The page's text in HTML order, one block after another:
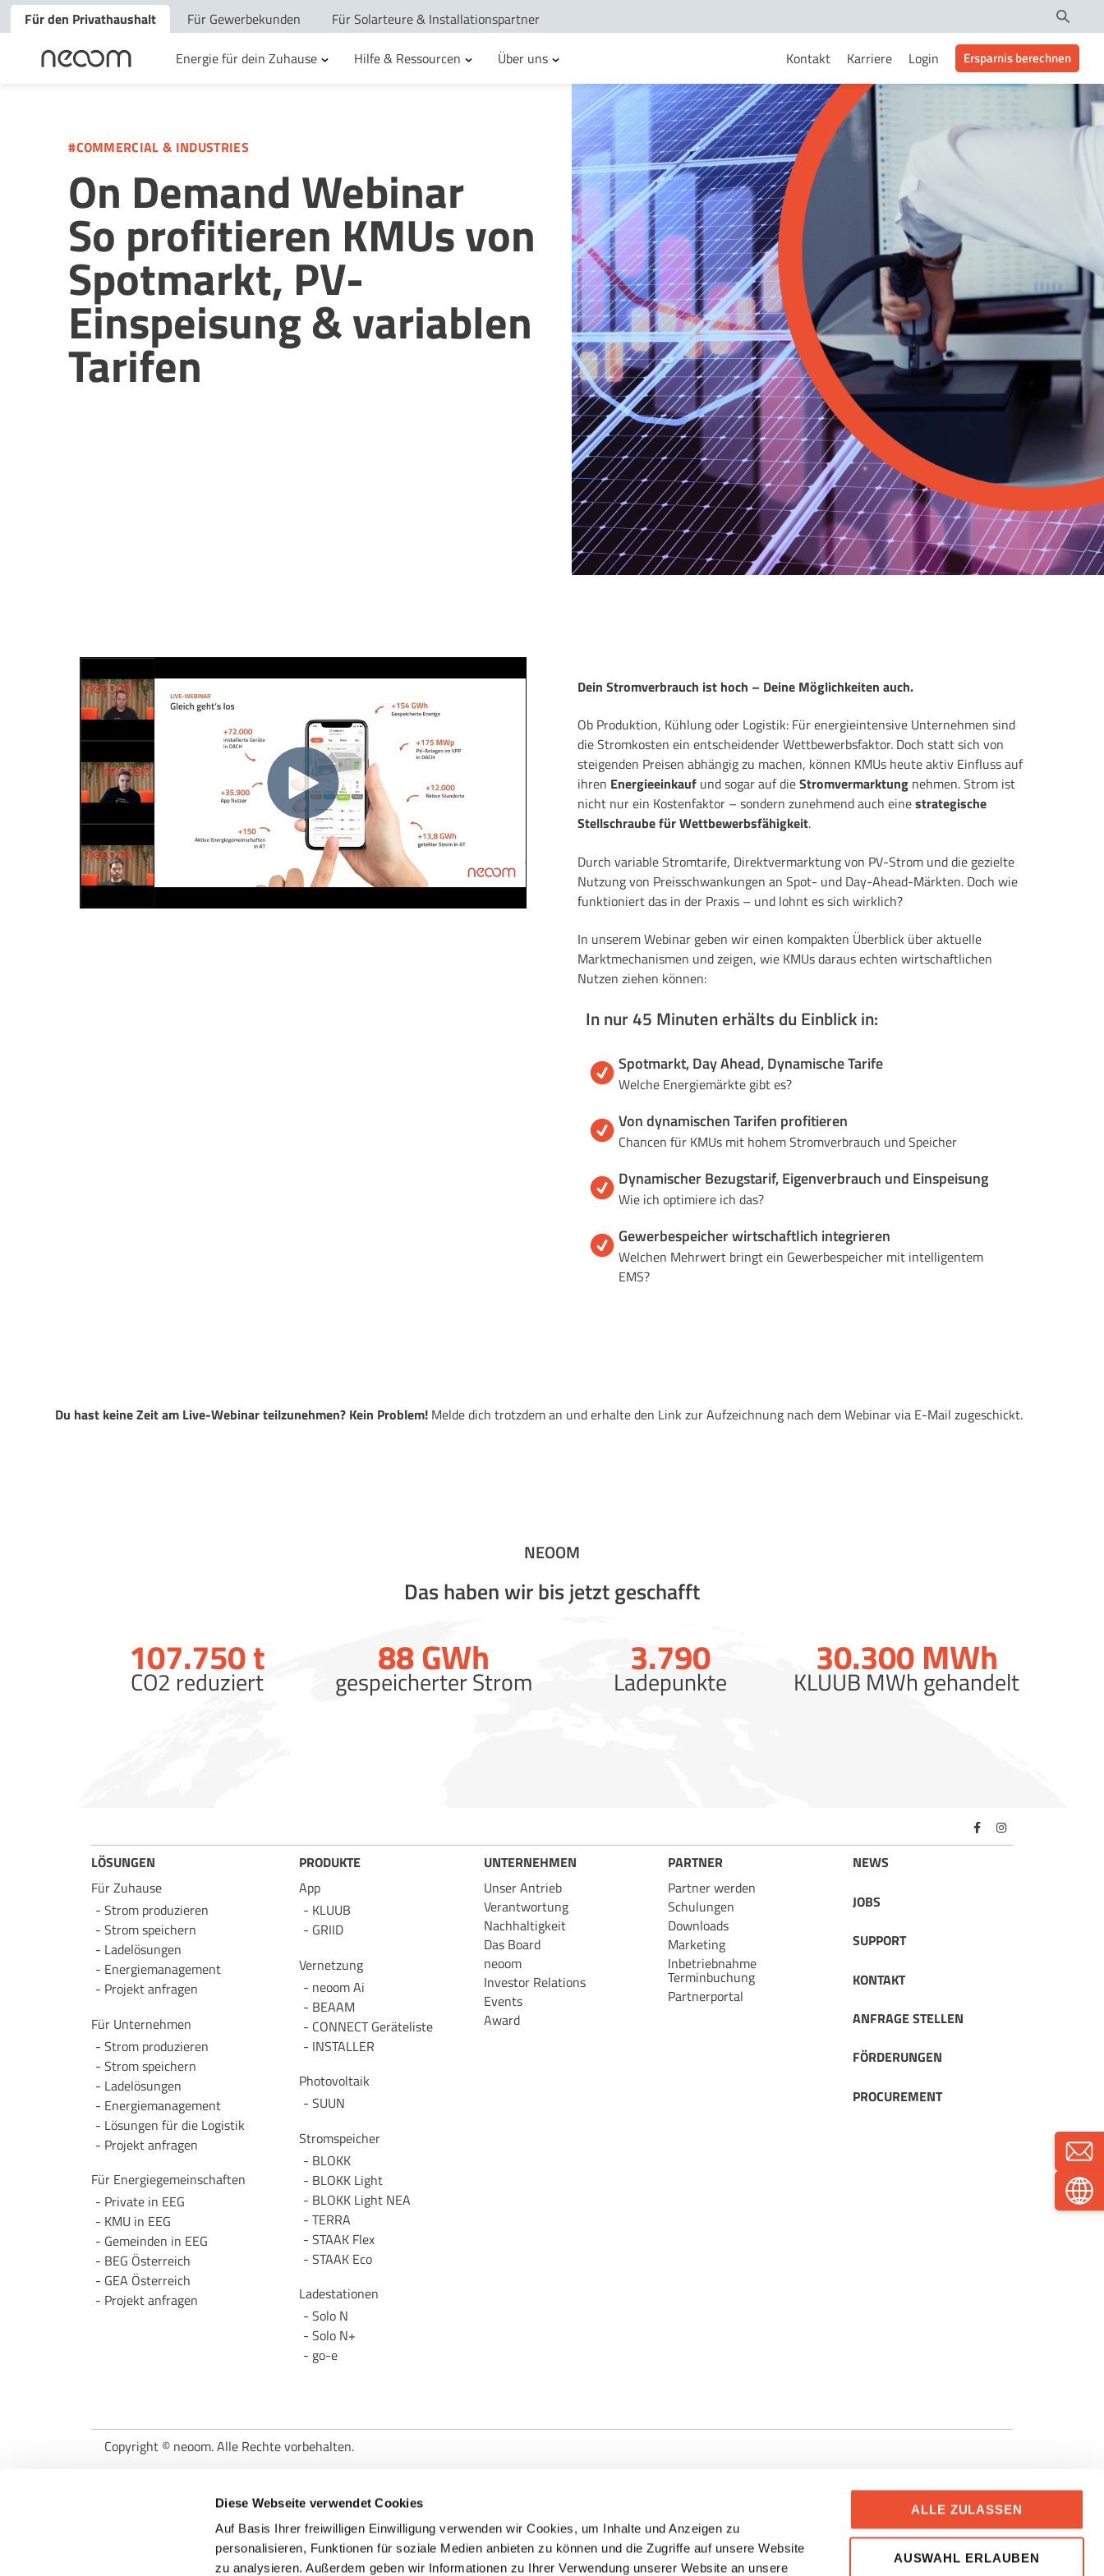
Diese Webseite verwendet Cookies
Auf Basis Ihrer freiwilligen Einwilligung verwenden wir Cookies, um Inhalte und Anzeigen zu
personalisieren, Funktionen für soziale Medien anbieten zu können und die Zugriffe auf unsere Website
zu analysieren. Außerdem geben wir Informationen zu Ihrer Verwendung unserer Website an unsere
ALLE ZULASSEN
AUSWAHL ERLAUBEN
Für den Privathaushalt Für Gewerbekunden
Für Solarteure & Installationspartner
Energie für dein Zuhause
Hilfe & Ressourcen Über uns Kontakt Karriere Login Ersparnis berechnen
#COMMERCIAL & INDUSTRIES
On Demand Webinar
So profitieren KMUs von
Spotmarkt, PV-
Einspeisung & variablen
Tarifen
Dein Stromverbrauch ist hoch – Deine Möglichkeiten auch.
Ob Produktion, Kühlung oder Logistik: Für energieintensive Unternehmen sind
die Stromkosten ein entscheidender Wettbewerbsfaktor. Doch statt sich von
steigenden Preisen abhängig zu machen, können KMUs heute aktiv Einfluss auf
ihren Energieeinkauf und sogar auf dieStromvermarktung nehmen. Strom ist
nicht nur ein Kostenfaktor – sondern zunehmend auch einestrategische
Stellschraube für Wettbewerbsfähigkeit.
Durch variable Stromtarife, Direktvermarktung von PV-Strom und die gezielte
Nutzung von Preisschwankungen an Spot- und Day-Ahead-Märkten. Doch wie
funktioniert das in der Praxis – und lohnt es sich wirklich?
In unserem Webinar geben wir einen kompakten Überblick über aktuelle
Marktmechanismen und zeigen, wie KMUs daraus echten wirtschaftlichen
Nutzen ziehen können:
In nur 45 Minuten erhälts du Einblick in:
Spotmarkt, Day Ahead, Dynamische Tarife
Welche Energiemärkte gibt es?
Von dynamischen Tarifen profitieren
Chancen für KMUs mit hohem Stromverbrauch und Speicher
Dynamischer Bezugstarif, Eigenverbrauch und Einspeisung
Wie ich optimiere ich das?
Gewerbespeicher wirtschaftlich integrieren
Welchen Mehrwert bringt ein Gewerbespeicher mit intelligentem
EMS?
Du hast keine Zeit am Live-Webinar teilzunehmen? Kein Problem! Melde dich trotzdem an und erhalte den Link zur Aufzeichnung nach dem Webinar via E-Mail zugeschickt.
NEOOM
Das haben wir bis jetzt geschafft
107.750t
CO2 reduziert 88GWh
gespeicherter Strom 3.790
Ladepunkte 30.300 MWh
KLUUB MWh gehandelt
LÖSUNGEN
Für Zuhause
Strom produzieren
Strom speichern
Lade­lösungen
Energie­management
Projekt anfragen
Für Unternehmen
Strom produzieren
Strom speichern
Lade­lösungen
Energie­management
Lösungen für die Logistik
Projekt anfragen
Für Energie­gemeinschaften
Private in EEG
KMU in EEG
Gemeinden in EEG
BEG Österreich
GEA Österreich
Projekt anfragen
PRODUKTE
App
KLUUB
GRIID
Vernetzung
neoom Ai
BEAAM
CONNECT Geräteliste
INSTALLER
Photovoltaik
SUUN
Stromspeicher
BLOKK
BLOKK Light
BLOKK Light NEA
TERRA
STAAK Flex
STAAK Eco
Ladestationen
Solo N
Solo N+
go-e
UNTERNEHMEN
Unser Antrieb
Verantwortung
Nachhaltigkeit
Das Board
neoom
Investor Relations
Events
Award
PARTNER
Partner werden
Schulungen
Downloads
Marketing
Inbetriebnahme
Terminbuchung
Partnerportal
NEWS
JOBS
SUPPORT
KONTAKT
ANFRAGE STELLEN
FÖRDERUNGEN
PROCUREMENT
Copyright © neoom. Alle Rechte vorbehalten.